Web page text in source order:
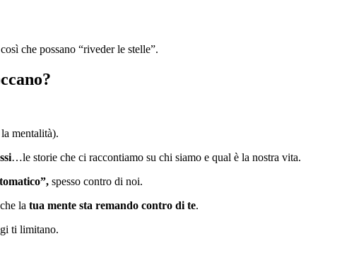
che possano “riveder le stelle”.
mentalità).
…le storie che ci raccontiamo su chi siamo e qual è la nostra vita.
spesso contro di noi.
la tua mente sta remando contro di te.
ti limitano.